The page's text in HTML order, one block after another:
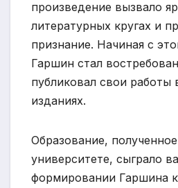
произведение вызвало
литературных кругах и
признание. Начиная с
Гаршин стал
публиковал свои работы
изданиях.
Образование,
университете, сыграло
формировании Гаршина